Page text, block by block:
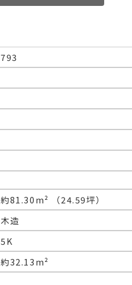
793
約81.30m² （24.59坪）
木造
5K
約32.13m²